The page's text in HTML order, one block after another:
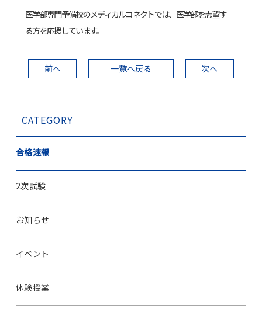
医学部専門予備校のメディカルコネクトでは、医学部を志望す
る方を応援しています。
前へ 一覧へ戻る 次へ
CATEGORY
合格速報
2次試験
お知らせ
イベント
体験授業